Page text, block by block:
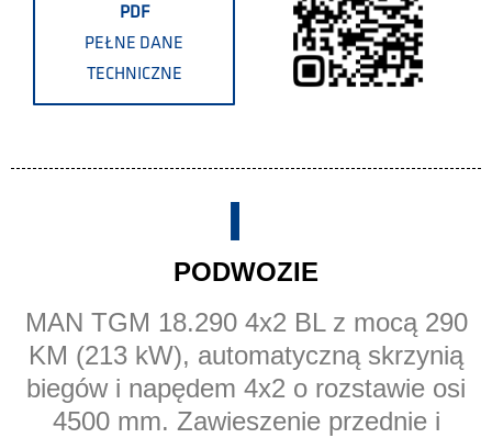
PDF
PEŁNE DANE
TECHNICZNE
PODWOZIE
MAN TGM 18.290 4x2 BL z mocą 290
KM (213 kW), automatyczną skrzynią
biegów i napędem 4x2 o rozstawie osi
4500 mm. Zawieszenie przednie i